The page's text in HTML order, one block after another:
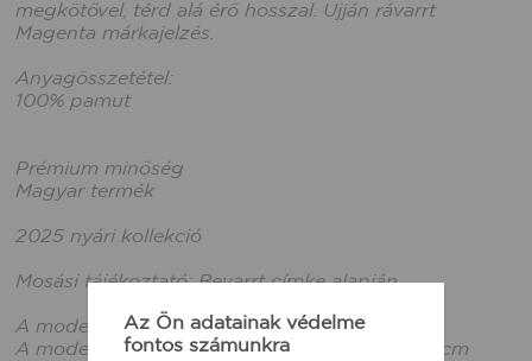
megkötővel, térd alá érő hosszal. Ujján rávarrt
Magenta márkajelzés.
Anyagösszetétel:
100% pamut
Prémium minőség
Magyar termék
2025 nyári kollekció
Mosási tájékoztató: Bevarrt címke alapján
A modell xs méretet visel.
A modell mérete: 165cm magas, mellbőség:86cm
Az Ön adatainak védelme
fontos számunkra